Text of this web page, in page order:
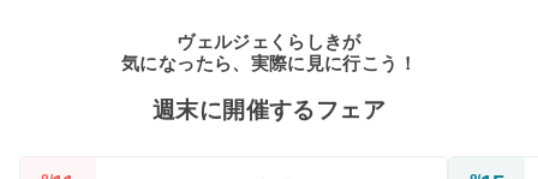
ヴェルジェくらしきが
気になったら、実際に見に行こう！
週末に開催するフェア